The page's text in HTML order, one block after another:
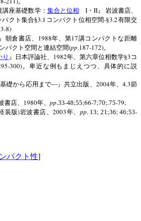
座基礎数学： 集合と位相 I・ II』 岩波書店、
パクト集合§3.1 コンパクト位相空間-§3.2有限交
8)
朝倉書店、 1988年、第17講コンパクトな距離
パクト空間と連結空間(pp.187-172)。
り 』日本評論社、 1982年、第六章位相数学§3 コ
300)。卑近な例もまじえつつ、具体的に説
礎から応用まで―』共立出版、 2004年、 4.3節
書店、 1980年、 pp.33-48;55;66-7;70;.75-79;
装版)岩波書店、2003年、 pp. 13; 21;36;46;53-
パクト性]